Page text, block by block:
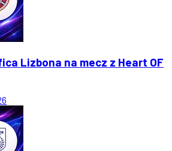
Lizbona na mecz z Heart OF